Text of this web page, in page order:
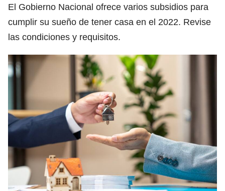
El Gobierno Nacional ofrece varios subsidios para
cumplir su sueño de tener casa en el 2022. Revise
las condiciones y requisitos.